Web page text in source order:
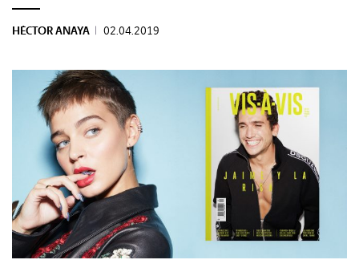
HÉCTOR ANAYA | 02.04.2019